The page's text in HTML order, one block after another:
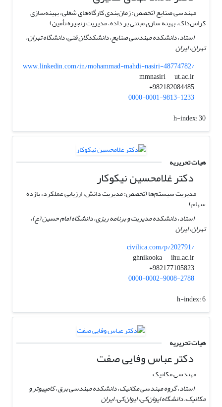
مهندسی صنایع (تخصص: زمان‌بندی کارگاه‌های شغلی، بهینه‌سازی
کراس‌داک، بهینه سازی مبتنی بر داده، مدیریت زنجیره تأمین)
استاد، دانشکده مهندسی صنایع، دانشکدگان فنی، دانشگاه تهران،
تهران، ایران
www.linkedin.com/in/mohammad-mahdi-nasiri-48774782/
mmnasiri
ut.ac.ir
982182084485+
0000-0001-9813-1233
h-index:30
هیات تحریریه
دکتر غلامحسین نیکوکار
مدیریت سیستم‌ها (تخصص: مدیریت دانش، ارزیابی عملکرد، بازده
سهام)
استاد، دانشکده مدیریت و برنامه ریزی، دانشگاه امام حسین (ع)،
تهران، ایران
civilica.com/p/202791/
ghnikooka
ihu.ac.ir
982177105823+
0000-0002-9008-2788
h-index:6
هیات تحریریه
دکتر عباس وفایی صفت
مهندسی مکانیک
استاد، گروه مهندسی مکانیک، دانشکده مهندسی برق، کامپیوتر و
مکانیک، دانشگاه ایوان‌کی، ایوان‌کی، ایران